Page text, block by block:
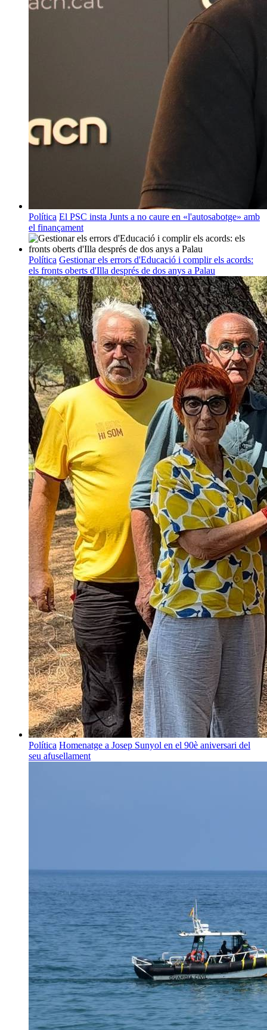
Política El PSC insta Junts a no caure en «l'autosabotge» amb
el finançament
Política Gestionar els errors d'Educació i complir els acords:
els fronts oberts d'Illa després de dos anys a Palau
Política Homenatge a Josep Sunyol en el 90è aniversari del
seu afusellament